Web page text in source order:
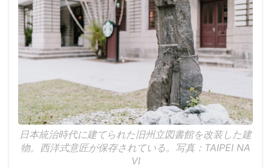
日本統治時代に建てられた旧州立図書館を改装した建
物。西洋式意匠が保存されている。写真：TAIPEI NA
VI